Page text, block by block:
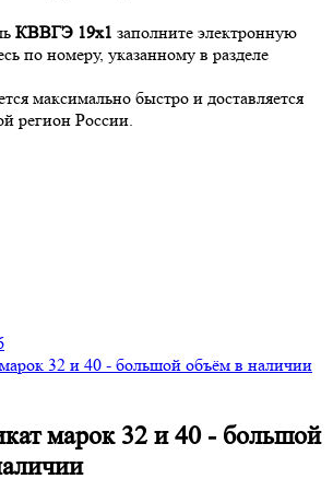
КВВГЭ 19х1 заполните электронную
по номеру, указанному в разделе
максимально быстро и доставляется
регион России.
32 и 40 - большой объём в наличии
марок 32 и 40 - большой